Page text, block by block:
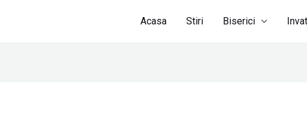
Acasa Stiri Biserici